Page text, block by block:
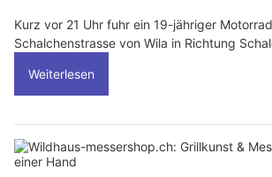
Kurz vor 21 Uhr fuhr ein 19-jähriger
Schalchenstrasse von Wila in Richtung
Weiterlesen